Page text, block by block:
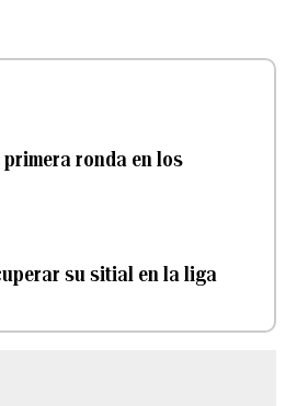
primera ronda en los
su sitial en la liga